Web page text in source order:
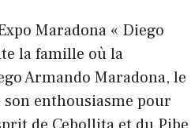
Maradona « Diego
la famille où la
Armando Maradona, le
enthousiasme pour